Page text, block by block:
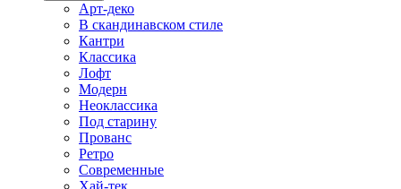
Арт-деко
В скандинавском стиле
Кантри
Классика
Лофт
Модерн
Неоклассика
Под старину
Прованс
Ретро
Современные
Хай-тек